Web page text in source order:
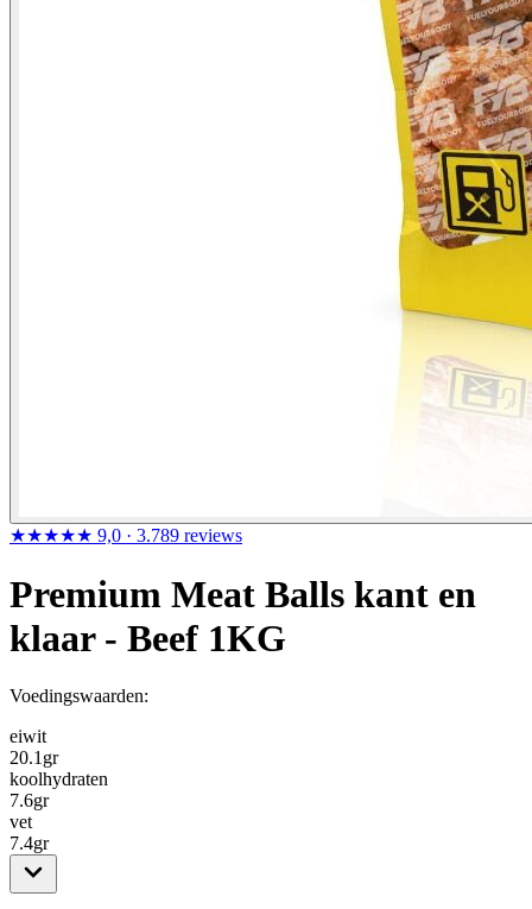
★★★★★ 9,0 · 3.789 reviews
Premium Meat Balls kant en
klaar - Beef 1KG
Voedingswaarden:
eiwit
20.1 gr
koolhydraten
7.6gr
vet
7.4gr